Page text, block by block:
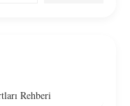
Rehberi